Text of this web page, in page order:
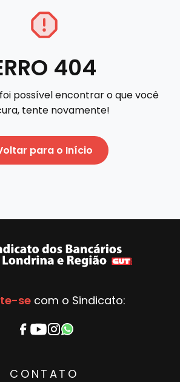
404
possível encontrar o que você
tente novamente!
para o Início
secom o Sindicato:
CONTATO